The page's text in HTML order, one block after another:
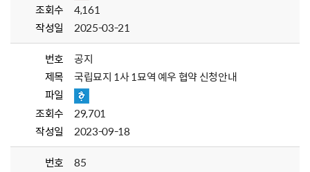
조회수
4,161
작성일
2025-03-21
번호
공지
제목
국립묘지 1사 1묘역 예우 협약 신청안내
파일
조회수
29,701
작성일
2023-09-18
번호
85